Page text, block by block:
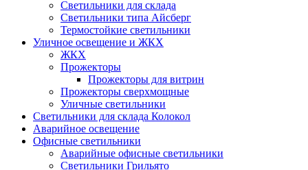
Светильники для склада
Светильники типа Айсберг
Термостойкие светильники
Уличное освещение и ЖКХ
ЖКХ
Прожекторы
Прожекторы для витрин
Прожекторы сверхмощные
Уличные светильники
Светильники для склада Колокол
Аварийное освещение
Офисные светильники
Аварийные офисные светильники
Светильники Грильято